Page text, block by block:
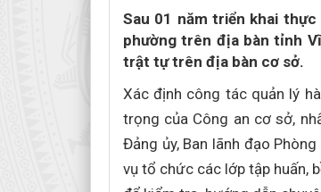
Sau 01 năm triển khai
phường trên địa bàn tỉnh
trật tự trên địa bàn cơ sở.
Xác định công tác quản lý
trọng của Công an cơ sở,
Đảng ủy, Ban lãnh đạo
vụ tổ chức các lớp tập huấn,